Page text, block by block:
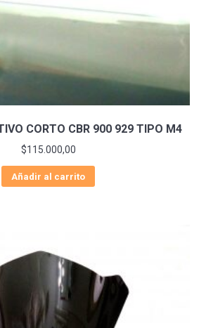
CORTO CBR 900 929 TIPO M4
$115.000,00
Añadir al carrito